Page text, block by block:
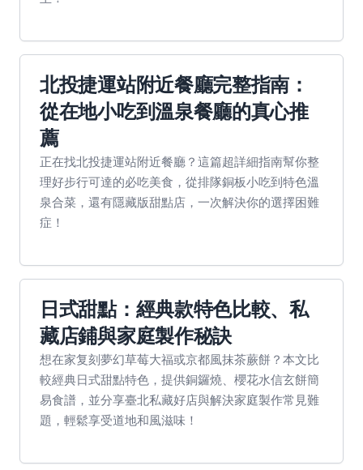
北投捷運站附近餐廳完整指南：
從在地小吃到溫泉餐廳的真心推
薦
正在找北投捷運站附近餐廳？這篇超詳細指南幫你整
理好步行可達的必吃美食，從排隊銅板小吃到特色溫
泉合菜，還有隱藏版甜點店，一次解決你的選擇困難
症！
日式甜點：經典款特色比較、私
藏店鋪與家庭製作秘訣
想在家复刻夢幻草莓大福或京都風抹茶蕨餅？本文比
較經典日式甜點特色，提供銅鑼燒、櫻花水信玄餅簡
易食譜，並分享臺北私藏好店與解決家庭製作常見難
題，輕鬆享受道地和風滋味！